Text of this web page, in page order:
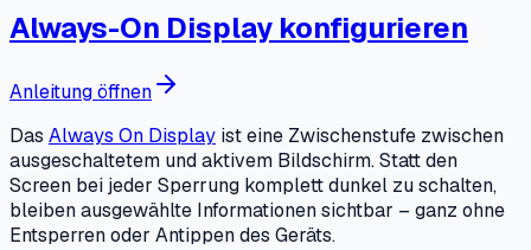
Always-On Display konfigurieren
Anleitung öffnen
Das Always On Display ist eine Zwischenstufe zwischen
ausgeschaltetem und aktivem Bildschirm. Statt den
Screen bei jeder Sperrung komplett dunkel zu schalten,
bleiben ausgewählte Informationen sichtbar – ganz ohne
Entsperren oder Antippen des Geräts.